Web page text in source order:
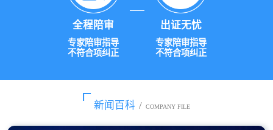
全程陪审
专家陪审指导
不符合项纠正
出证无忧
专家陪审指导
不符合项纠正
新闻百科 / COMPANY FILE